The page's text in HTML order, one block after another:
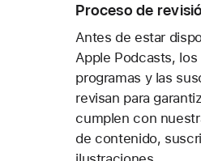
Proceso de
Antes de estar
Apple Podcasts, los
programas y las
revisan para
cumplen con
de contenido,